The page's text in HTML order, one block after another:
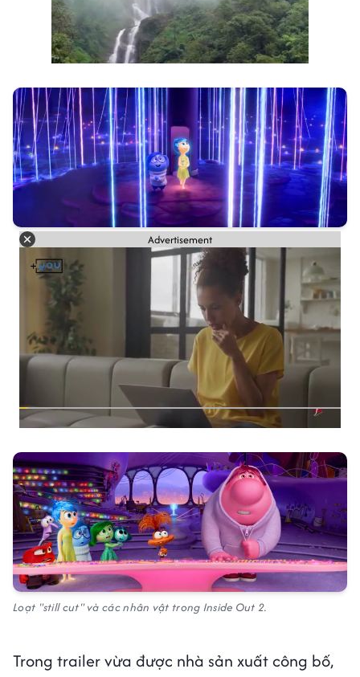
Advertisement
Loạt "still cut" và các nhân vật trong Inside Out 2.
Trong trailer vừa được nhà sản xuất công bố,